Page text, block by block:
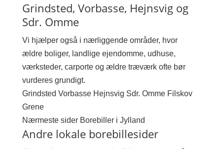
Grindsted, Vorbasse, Hejnsvig og
Sdr. Omme
Vi hjælper også i nærliggende områder, hvor
ældre boliger, landlige ejendomme, udhuse,
værksteder, carporte og ældre træværk ofte bør
vurderes grundigt.
Grindsted Vorbasse Hejnsvig Sdr. Omme Filskov
Grene
Nærmeste sider Borebiller i Jylland
Andre lokale borebillesider